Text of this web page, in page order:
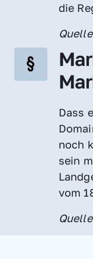
die
Dass
noch
sein
vom